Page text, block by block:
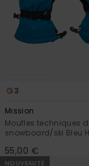
3
Mission
Moufles techniques
snowboard/ski Bleu
55,00 €
NOUVEAUTÉ